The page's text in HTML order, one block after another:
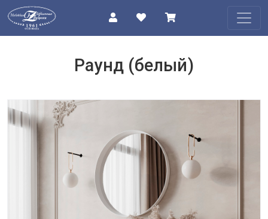
ПРОЕКТЫ
Раунд (белый)